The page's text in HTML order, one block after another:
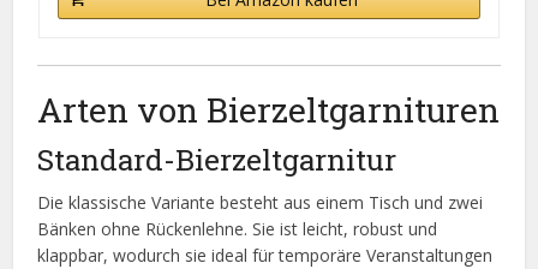
Arten von Bierzeltgarnituren
Standard-Bierzeltgarnitur
Die klassische Variante besteht aus einem Tisch und zwei
Bänken ohne Rückenlehne. Sie ist leicht, robust und
klappbar, wodurch sie ideal für temporäre Veranstaltungen